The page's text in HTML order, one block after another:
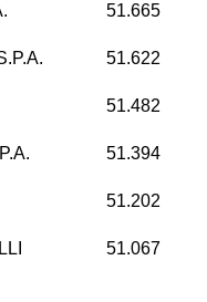
51.665
51.622
51.482
51.394
51.202
51.067